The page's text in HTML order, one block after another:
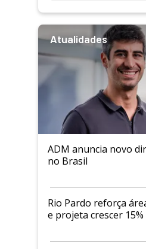
Atualidades
ADM anuncia novo
no Brasil
Rio Pardo reforça
e projeta crescer 15%